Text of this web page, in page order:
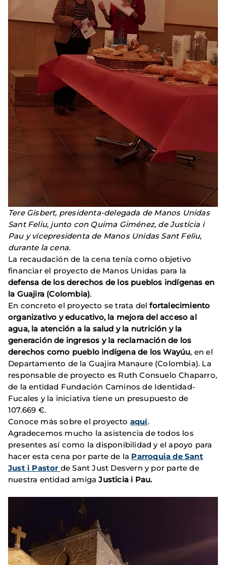
Tere Gisbert, presidenta-delegada de Manos Unidas
Sant Feliu, junto con Quima Giménez, de Justícia i
Pau y vicepresidenta de Manos Unidas Sant Feliu,
durante la cena.
La recaudación de la cena tenía como objetivo
financiar el proyecto de Manos Unidas para la
defensa de los derechos de los pueblos indígenas en
la Guajira (Colombia).
En concreto el proyecto se trata del fortalecimiento
organizativo y educativo, la mejora del acceso al
agua, la atención a la salud y la nutrición y la
generación de ingresos y la reclamación de los
derechos como pueblo indígena de los Wayúu, en el
Departamento de la Guajira Manaure (Colombia). La
responsable de proyecto es Ruth Consuelo Chaparro,
de la entidad Fundación Caminos de Identidad-
Fucales y la iniciativa tiene un presupuesto de
107.669 €.
Conoce más sobre el proyecto aquí.
Agradecemos mucho la asistencia de todos los
presentes así como la disponibilidad y el apoyo para
hacer esta cena por parte de la Parroquia de Sant
Just i Pastor de Sant Just Desvern y por parte de
nuestra entidad amiga Justicia i Pau.